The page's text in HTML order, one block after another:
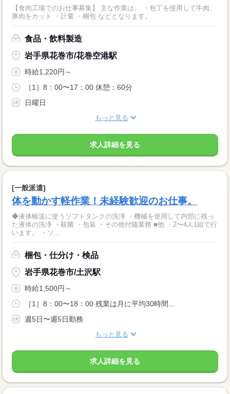
【食肉工場でのお仕事募集】 主な作業は、 ・包丁を使用して牛肉、
豚肉をカット ・計量 ・梱包 などとなります。
食品・飲料製造
岩手県花巻市/花巻空港駅
時給1,220円～
［1］8：00〜17：00 休憩：60分
日曜日
もっと見る
求人詳細を見る
[一般派遣]
体を動かす軽作業！未経験歓迎のお仕事。
◆液体輸送に使うソフトタンクの洗浄 ・機械を使用して内部に残っ
た液体の洗浄 ・殺菌 ・包装 ・その他付随業務 ■他 ・2〜4人1組で行
います。 ・ソ...
梱包・仕分け・検品
岩手県花巻市/土沢駅
時給1,500円～
［1］8：00〜18：00 残業は月に平均30時間...
週5日〜週5日勤務
もっと見る
求人詳細を見る